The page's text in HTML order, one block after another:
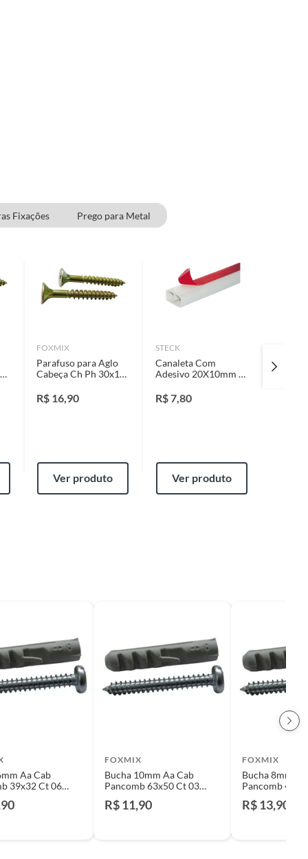
Fixações Prego para Metal
FOXMIX
Parafuso para Aglo
Cabeça Ch Ph 30x16
R$ 16,90
Ver produto
STECK
Canaleta Com
Adesivo 20X10mm 2
R$7,80
Ver produto
3/16 20
Aa Cab
39x32 Ct 06
FOXMIX
Bucha 10mm Aa Cab
Pancomb 63x50 Ct 03
R$ 11,90
FOXMIX
Bucha 8mm
Pancomb
R$ 13,90